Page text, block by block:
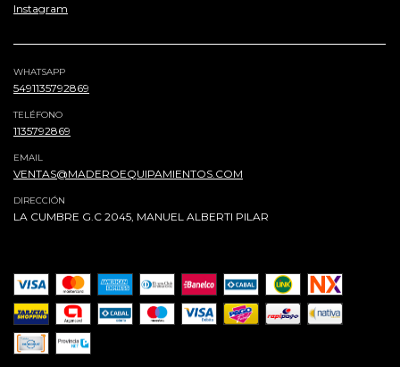
Instagram
WHATSAPP
5491135792869
TELÉFONO
1135792869
EMAIL
VENTAS@MADEROEQUIPAMIENTOS.COM
DIRECCIÓN
LA CUMBRE G.C 2045, MANUEL ALBERTI PILAR